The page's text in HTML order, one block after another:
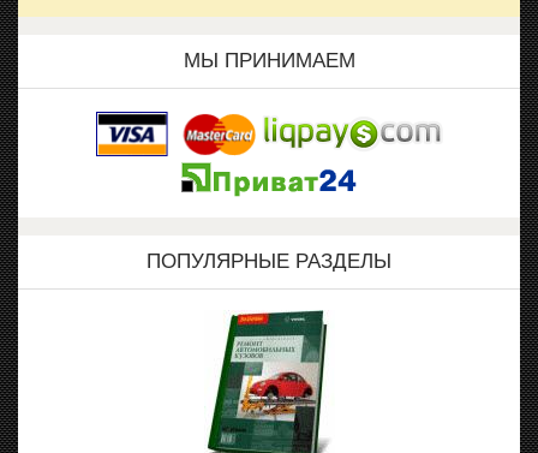
МЫ ПРИНИМАЕМ
ПОПУЛЯРНЫЕ РАЗДЕЛЫ